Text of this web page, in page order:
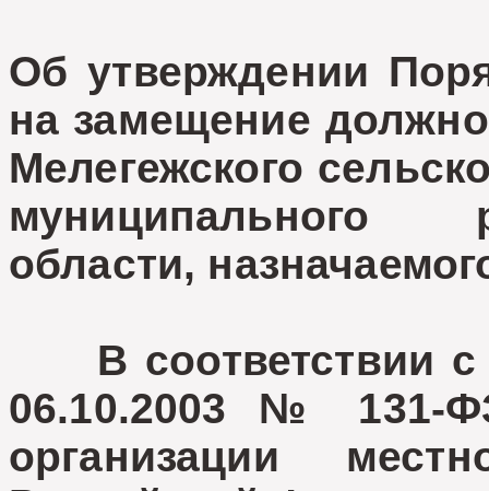
Об утверждении
на замещение
Мелегежского
муниципального
области,
В соответствии с
06.10.2003 № 131-
организации